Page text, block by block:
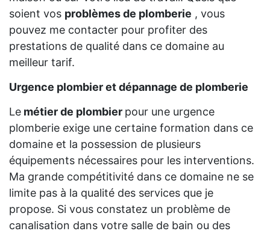
soient vos problèmes de plomberie , vous
pouvez me contacter pour profiter des
prestations de qualité dans ce domaine au
meilleur tarif.
Urgence plombier et dépannage de plomberie
Le métier de plombier pour une urgence
plomberie exige une certaine formation dans ce
domaine et la possession de plusieurs
équipements nécessaires pour les interventions.
Ma grande compétitivité dans ce domaine ne se
limite pas à la qualité des services que je
propose. Si vous constatez un problème de
canalisation dans votre salle de bain ou des